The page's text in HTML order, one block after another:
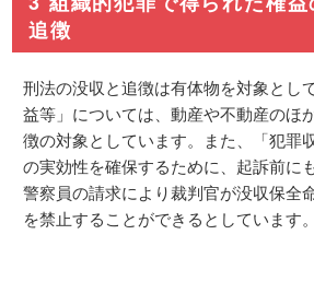
追徴
刑法の没収と追徴は有体物を対象とし
益等」については、動産や不動産のほ
徴の対象としています。また、「犯罪
の実効性を確保するために、起訴前に
警察員の請求により裁判官が没収保全
を禁止することができるとしています。